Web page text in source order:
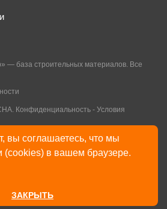
вы соглашаетесь, что мы
(cookies) в вашем браузере.
ЗАКРЫТЬ
— база строительных материалов. Все
Конфиденциальность - Условия
комплектации, описания и технические
изменены в любое время без уведомления
вид товаров и упаковки может